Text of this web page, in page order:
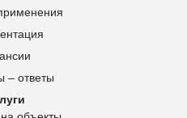
– ответы